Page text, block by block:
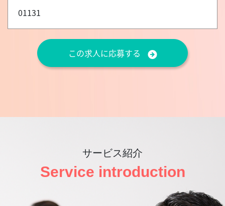
01131
この求人に応募する
サービス紹介
Service introduction